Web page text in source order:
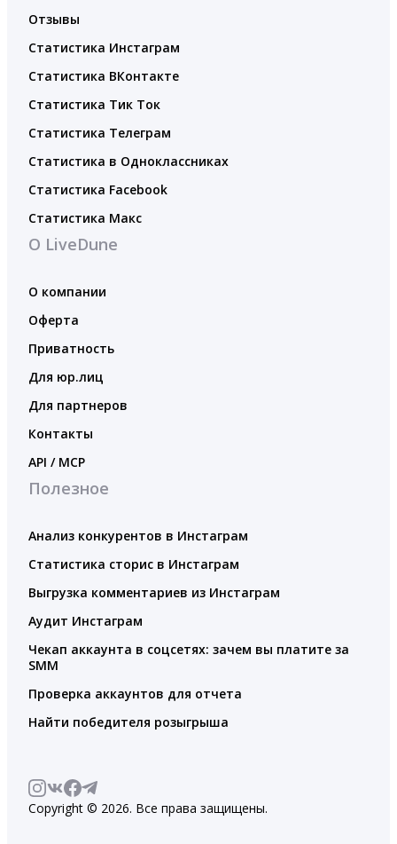
Отзывы
Статистика Инстаграм
Статистика ВКонтакте
Статистика Тик Ток
Статистика Телеграм
Статистика в Одноклассниках
Статистика Facebook
Статистика Макс
О LiveDune
О компании
Оферта
Приватность
Для юр.лиц
Для партнеров
Контакты
API / MCP
Полезное
Анализ конкурентов в Инстаграм
Статистика сторис в Инстаграм
Выгрузка комментариев из Инстаграм
Аудит Инстаграм
Чекап аккаунта в соцсетях: зачем вы платите за
SMM
Проверка аккаунтов для отчета
Найти победителя розыгрыша
Copyright © 2026. Все права защищены.